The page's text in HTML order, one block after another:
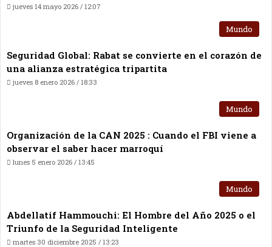
jueves 14 mayo 2026 / 12:07
Mundo
Seguridad Global: Rabat se convierte en el corazón de
una alianza estratégica tripartita
jueves 8 enero 2026 / 18:33
Mundo
Organización de la CAN 2025 : Cuando el FBI viene a
observar el saber hacer marroquí
lunes 5 enero 2026 / 13:45
Mundo
Abdellatif Hammouchi: El Hombre del Año 2025 o el
Triunfo de la Seguridad Inteligente
martes 30 diciembre 2025 / 13:23